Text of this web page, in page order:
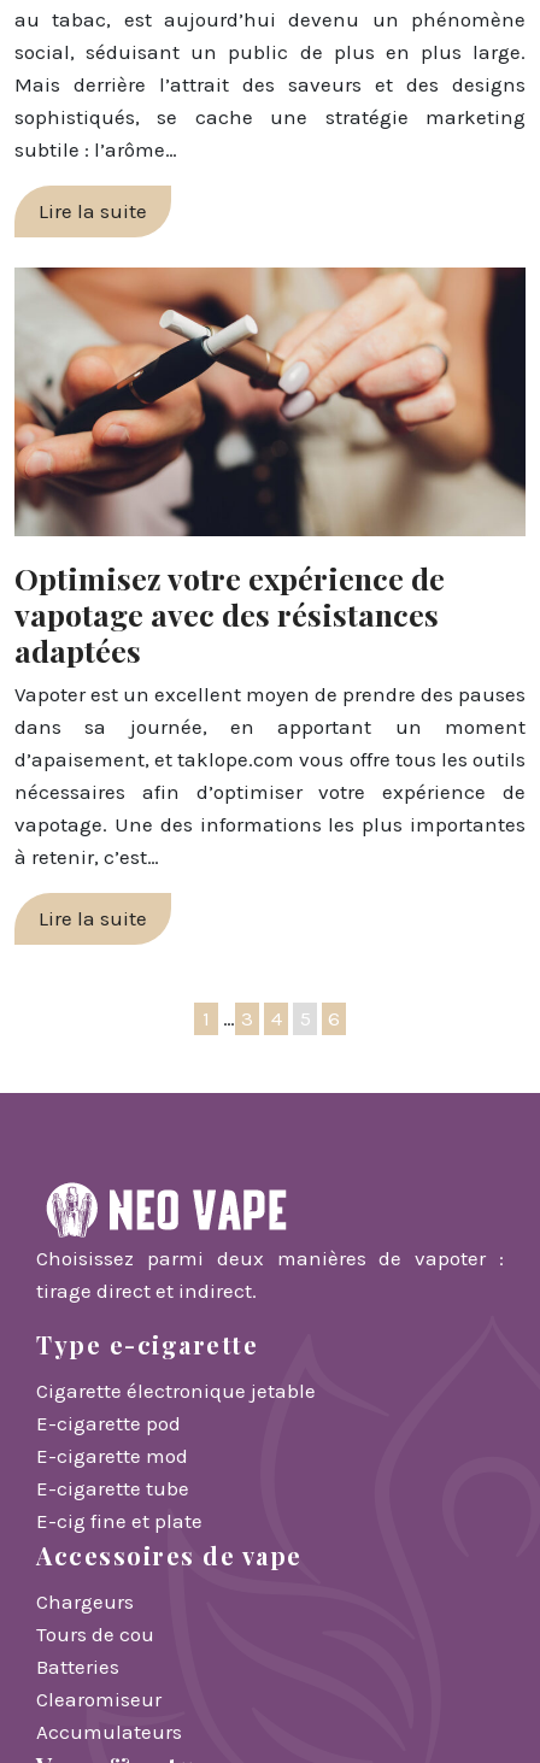
au tabac, est aujourd’hui devenu un phénomène
social, séduisant un public de plus en plus large.
Mais derrière l’attrait des saveurs et des designs
sophistiqués, se cache une stratégie marketing
subtile : l’arôme…
Lire la suite
Optimisez votre expérience de
vapotage avec des résistances
adaptées
Vapoter est un excellent moyen de prendre des pauses
dans sa journée, en apportant un moment
d’apaisement, et taklope.com vous offre tous les outils
nécessaires afin d’optimiser votre expérience de
vapotage. Une des informations les plus importantes
à retenir, c’est…
Lire la suite
1 … 3 4 5 6
Choisissez parmi deux manières de vapoter :
tirage direct et indirect.
Type e-cigarette
Cigarette électronique jetable
E-cigarette pod
E-cigarette mod
E-cigarette tube
E-cig fine et plate
Accessoires de vape
Chargeurs
Tours de cou
Batteries
Clearomiseur
Accumulateurs